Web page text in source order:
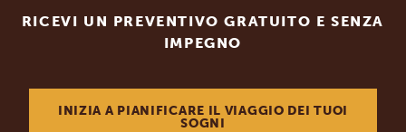
RICEVI UN PREVENTIVO GRATUITO E SENZA
IMPEGNO
INIZIA A PIANIFICARE IL VIAGGIO DEI TUOI
SOGNI